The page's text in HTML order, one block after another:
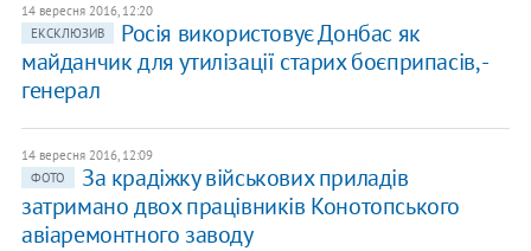
14 вересня 2016, 12:20
ЕКСКЛЮЗИВ
Росія використовує Донбас як
майданчик для утилізації старих боєприпасів, -
генерал
14 вересня 2016, 12:09
ФОТО
За крадіжку військових приладів
затримано двох працівників Конотопського
авіаремонтного заводу